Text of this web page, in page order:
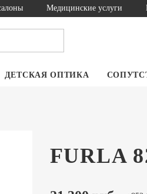
Медицинские услуги
ДЕТСКАЯ ОПТИКА
FURLA